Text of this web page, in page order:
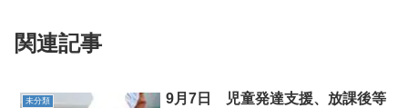
関連記事
未分類
9月7日 児童発達支援、放課後等